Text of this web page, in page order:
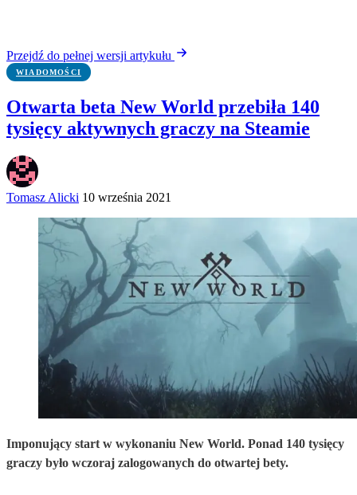
Przejdź do pełnej wersji artykułu
WIADOMOŚCI
Otwarta beta New World przebiła 140
tysięcy aktywnych graczy na Steamie
Tomasz Alicki 10 września 2021
Imponujący start w wykonaniu New World. Ponad 140 tysięcy
graczy było wczoraj zalogowanych do otwartej bety.